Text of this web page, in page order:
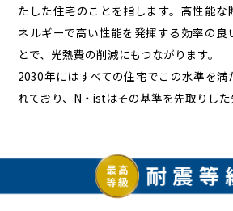
たした住宅のことを指します。高性能
ネルギーで高い性能を発揮する効率の良
とで、光熱費の削減にもつながります。
2030年にはすべての住宅でこの水準を
れており、N・istはその基準を先取りした